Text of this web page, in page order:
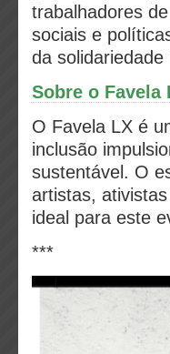
trabalhadores
sociais e
da
Sobre o Favela
O Favela LX é
inclusão
sustentável. O
artistas,
ideal para este
***